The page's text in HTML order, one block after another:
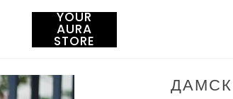
YOUR
AURA
STORE